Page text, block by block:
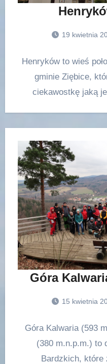
19 kwietnia
Henryków to wieś
gminie Ziębice,
ciekawostkę jaką
Góra
15 kwietnia
Góra Kalwaria (593
(380 m.n.p.m.) to
Bardzkich, które